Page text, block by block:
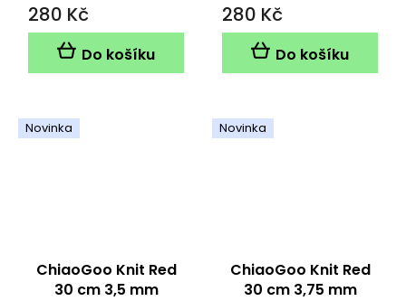
280 Kč
Do košíku
280 Kč
Do košíku
Novinka
ChiaoGoo Knit Red
30 cm 3,5 mm
Novinka
ChiaoGoo Knit Red
30 cm 3,75 mm